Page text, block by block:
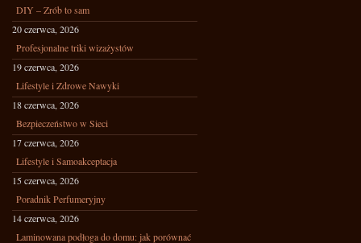
DIY – Zrób to sam
20 czerwca, 2026
Profesjonalne triki wizażystów
19 czerwca, 2026
Lifestyle i Zdrowe Nawyki
18 czerwca, 2026
Bezpieczeństwo w Sieci
17 czerwca, 2026
Lifestyle i Samoakceptacja
15 czerwca, 2026
Poradnik Perfumeryjny
14 czerwca, 2026
Laminowana podłoga do domu: jak porównać